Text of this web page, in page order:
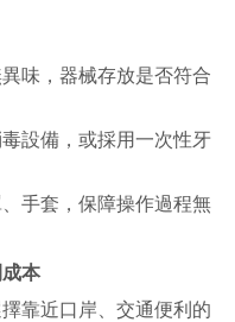
味，器械存放是否符合
設備，或採用一次性牙
手套，保障操作過程無
本
靠近口岸、交通便利的